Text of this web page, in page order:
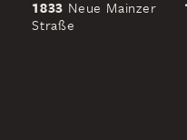
1833 Neue Mainzer
Straße